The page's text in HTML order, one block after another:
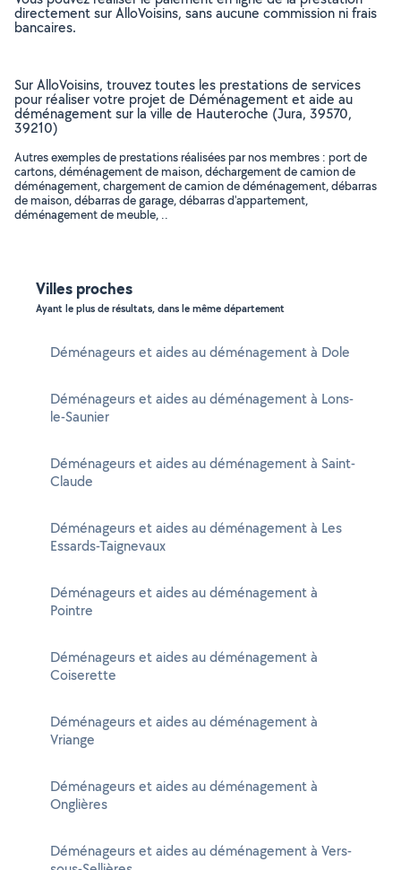
directement sur AlloVoisins, sans aucune commission ni frais
bancaires.
Sur AlloVoisins, trouvez toutes les prestations de services
pour réaliser votre projet de Déménagement et aide au
déménagement sur la ville de Hauteroche (Jura, 39570,
39210)
Autres exemples de prestations réalisées par nos membres : port de
cartons, déménagement de maison, déchargement de camion de
déménagement, chargement de camion de déménagement, débarras
de maison, débarras de garage, débarras d'appartement,
déménagement de meuble, ..
Villes proches
Ayant le plus de résultats, dans le même département
Déménageurs et aides au déménagement à Dole
Déménageurs et aides au déménagement à Lons-
le-Saunier
Déménageurs et aides au déménagement à Saint-
Claude
Déménageurs et aides au déménagement à Les
Essards-Taignevaux
Déménageurs et aides au déménagement à
Pointre
Déménageurs et aides au déménagement à
Coiserette
Déménageurs et aides au déménagement à
Vriange
Déménageurs et aides au déménagement à
Onglières
Déménageurs et aides au déménagement à Vers-